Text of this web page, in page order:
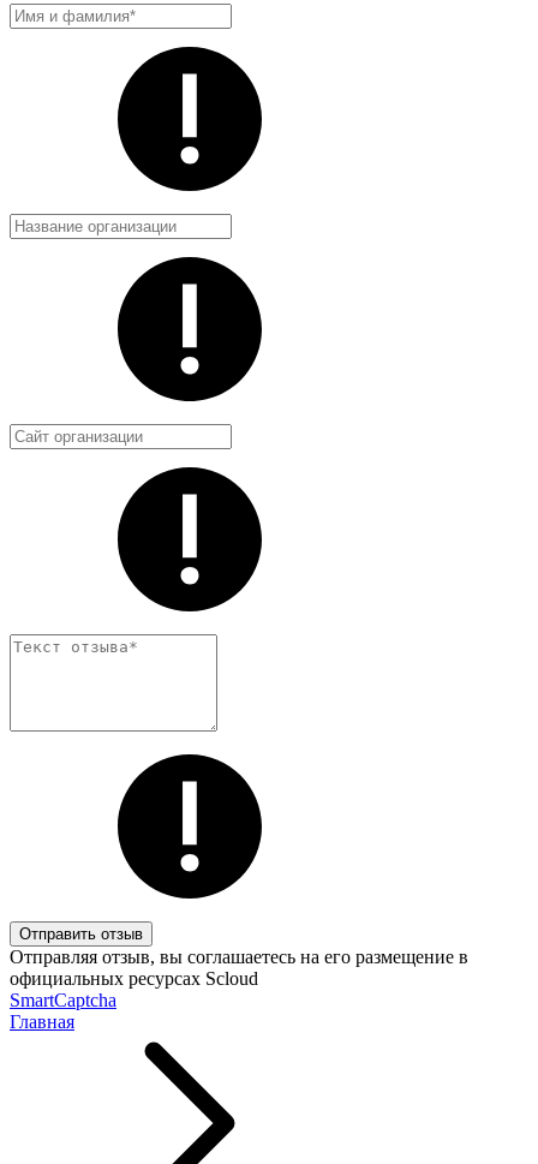
Отправить отзыв
Отправляя отзыв, вы соглашаетесь на его размещение в
официальных ресурсах Scloud
SmartCaptcha
Главная